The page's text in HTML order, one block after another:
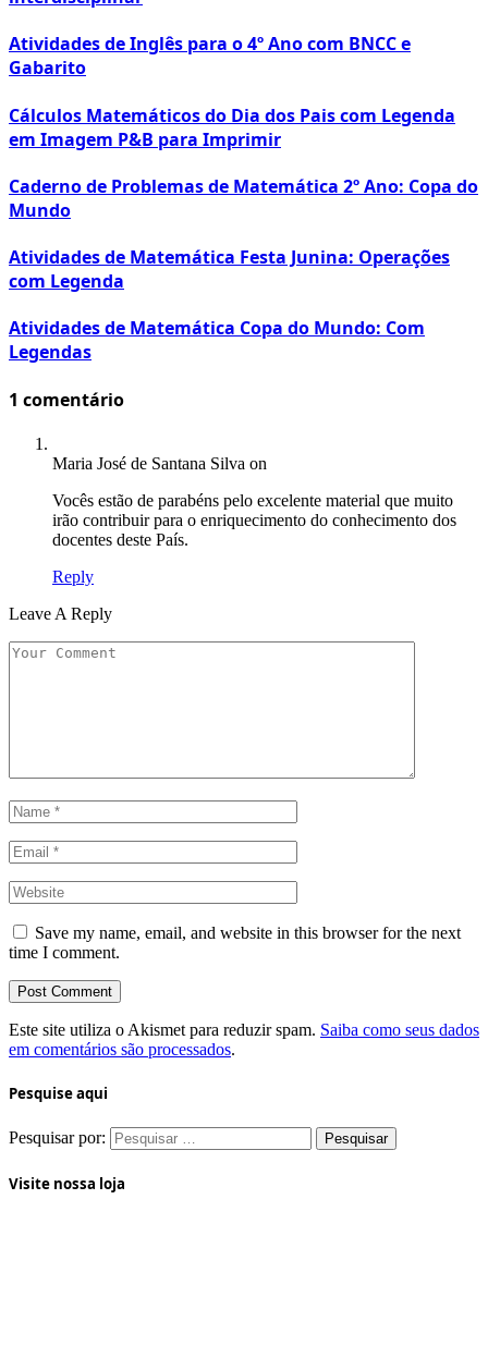
Atividades de Inglês para o 4º Ano com BNCC e
Gabarito
Cálculos Matemáticos do Dia dos Pais com Legenda
em Imagem P&B para Imprimir
Caderno de Problemas de Matemática 2º Ano: Copa do
Mundo
Atividades de Matemática Festa Junina: Operações
com Legenda
Atividades de Matemática Copa do Mundo: Com
Legendas
1 comentário
Maria José de Santana Silva on
Vocês estão de parabéns pelo excelente material que muito
irão contribuir para o enriquecimento do conhecimento dos
docentes deste País.
Reply
Leave A Reply
Save my name, email, and website in this browser for the next
time I comment.
Este site utiliza o Akismet para reduzir spam. Saiba como seus dados
em comentários são processados.
Pesquise aqui
Pesquisar por:
Visite nossa loja